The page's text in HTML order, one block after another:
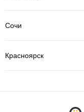
Сочи
Красноярск